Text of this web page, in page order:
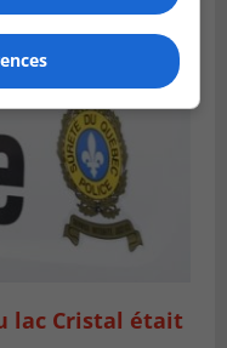
lac Cristal était